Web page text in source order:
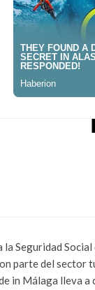
la Seguridad
parte del sector
in Málaga lleva